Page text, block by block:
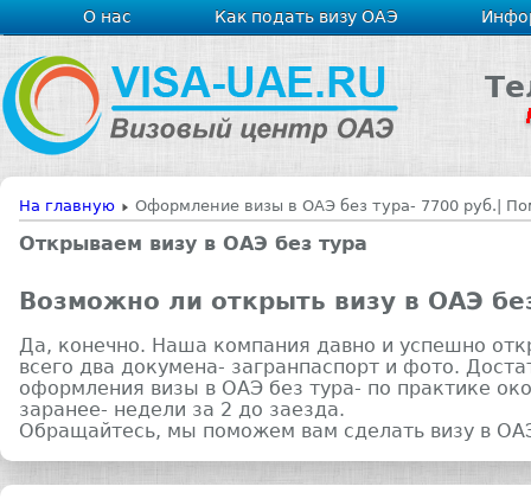
О нас Как подать визу ОАЭ
На главную Оформление визы в ОАЭ без тура- 7700 руб.|
Открываем визу в ОАЭ без тура
Возможно ли открыть визу в ОАЭ
Да, конечно. Наша компания давно и успешно
всего два докумена- загранпаспорт и фото.
оформления визы в ОАЭ без тура- по практике
заранее- недели за 2 до заезда.
Обращайтесь, мы поможем вам сделать визу в